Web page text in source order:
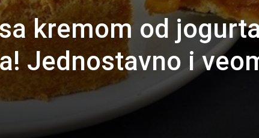
kremom od
Jednostavno i